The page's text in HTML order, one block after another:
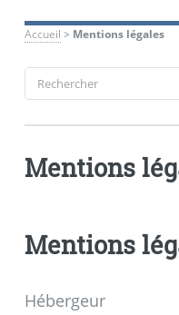
Accueil > Mentions légales
Mentions
Mentions
Hébergeur